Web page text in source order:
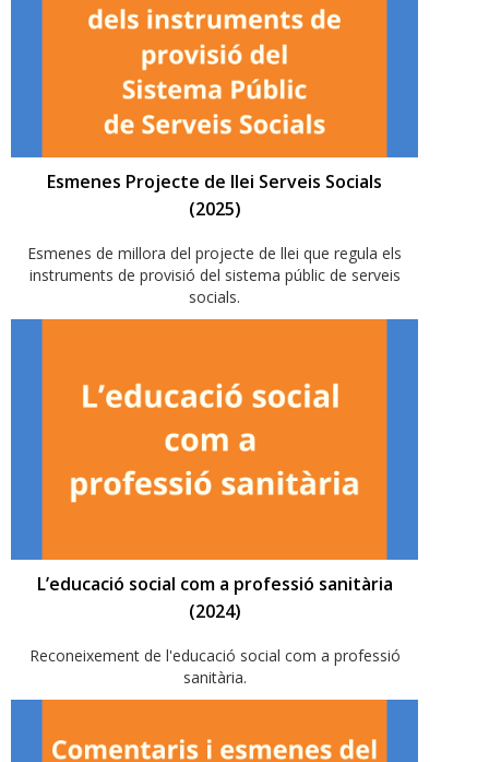
Esmenes Projecte de llei Serveis Socials
(2025)
Esmenes de millora del projecte de llei que regula els
instruments de provisió del sistema públic de serveis
socials.
L’educació social com a professió sanitària
(2024)
Reconeixement de l'educació social com a professió
sanitària.